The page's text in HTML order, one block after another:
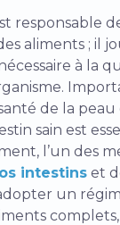
responsable
aliments ; il
à la
de la
sain est
l’un des
intestins et
un